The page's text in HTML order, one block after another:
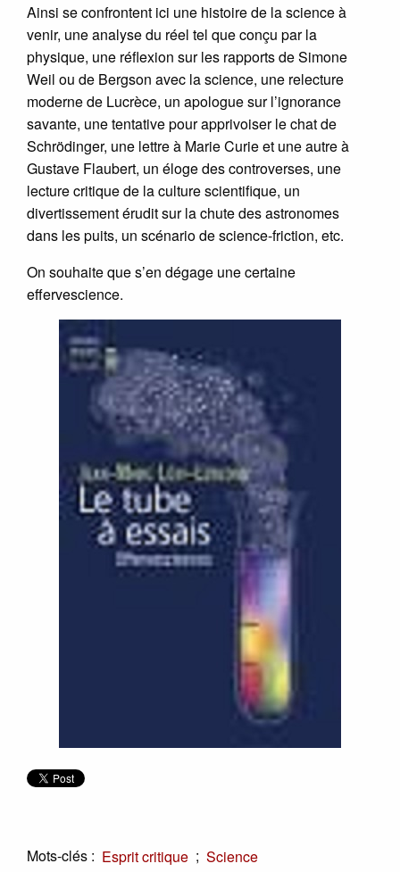
Ainsi se confrontent ici une histoire de la science à
venir, une analyse du réel tel que conçu par la
physique, une réflexion sur les rapports de Simone
Weil ou de Bergson avec la science, une relecture
moderne de Lucrèce, un apologue sur l’ignorance
savante, une tentative pour apprivoiser le chat de
Schrödinger, une lettre à Marie Curie et une autre à
Gustave Flaubert, un éloge des controverses, une
lecture critique de la culture scientifique, un
divertissement érudit sur la chute des astronomes
dans les puits, un scénario de science-friction, etc.
On souhaite que s’en dégage une certaine
effervescience.
Mots-clés : Esprit critique ; Science